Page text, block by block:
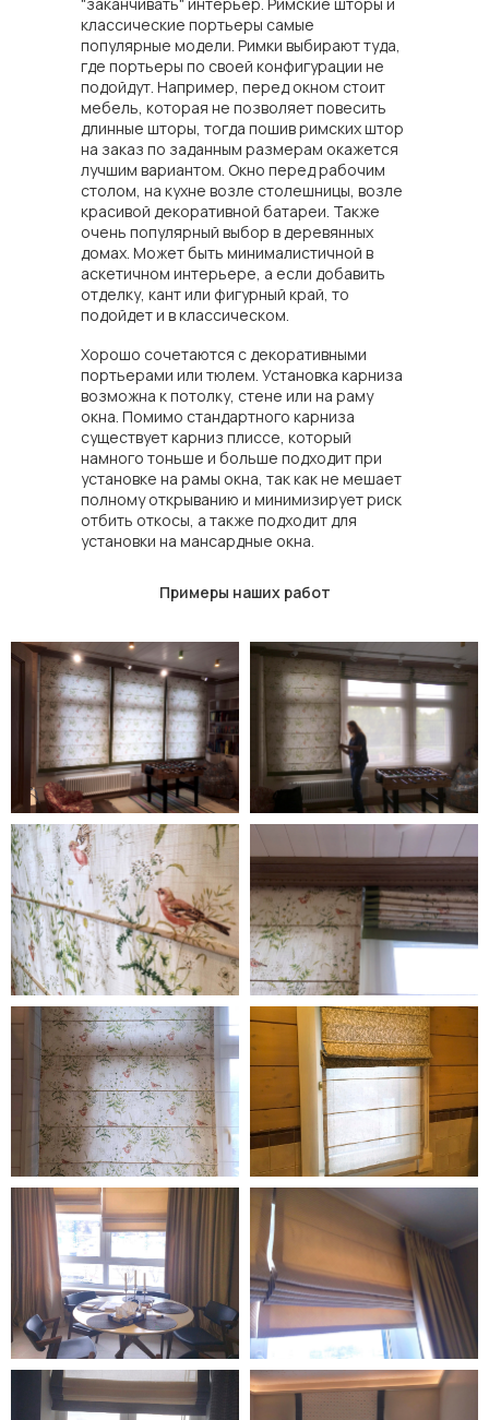
классические портьеры самые
популярные модели. Римки выбирают туда,
где портьеры по своей конфигурации не
подойдут. Например, перед окном стоит
мебель, которая не позволяет повесить
длинные шторы, тогда пошив римских штор
на заказ по заданным размерам окажется
лучшим вариантом. Окно перед рабочим
столом, на кухне возле столешницы, возле
красивой декоративной батареи. Также
очень популярный выбор в деревянных
домах. Может быть минималистичной в
аскетичном интерьере, а если добавить
отделку, кант или фигурный край, то
подойдет и в классическом.
Примеры наших работ
Хорошо сочетаются с декоративными
портьерами или тюлем. Установка карниза
возможна к потолку, стене или на раму
окна. Помимо стандартного карниза
существует карниз плиссе, который
намного тоньше и больше подходит при
установке на рамы окна, так как не мешает
полному открыванию и минимизирует риск
отбить откосы, а также подходит для
установки на мансардные окна.